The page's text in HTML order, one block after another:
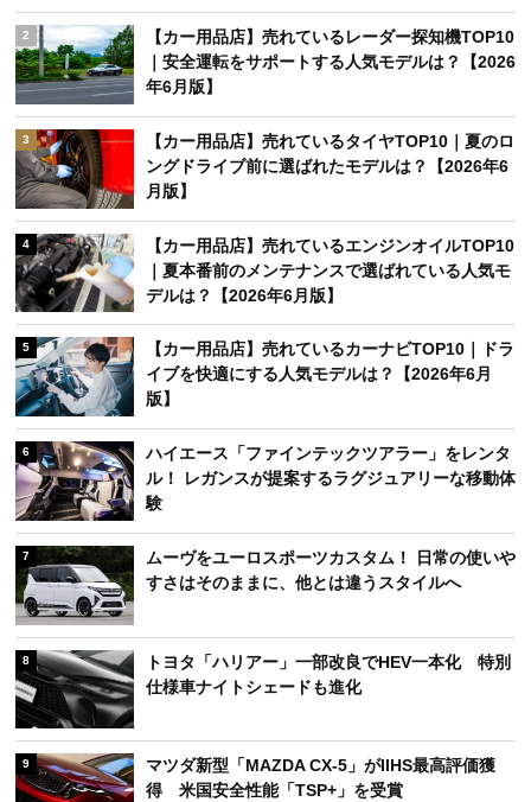
2
【カー用品店】売れているレーダー探知機TOP10
｜安全運転をサポートする人気モデルは？【2026
年6月版】
3
【カー用品店】売れているタイヤTOP10｜夏のロ
ングドライブ前に選ばれたモデルは？【2026年6
月版】
4
【カー用品店】売れているエンジンオイルTOP10
｜夏本番前のメンテナンスで選ばれている人気モ
デルは？【2026年6月版】
5
【カー用品店】売れているカーナビTOP10｜ドラ
イブを快適にする人気モデルは？【2026年6月
版】
6
ハイエース「ファインテックツアラー」をレンタ
ル！ レガンスが提案するラグジュアリーな移動体
験
7
ムーヴをユーロスポーツカスタム！ 日常の使いや
すさはそのままに、他とは違うスタイルへ
8
トヨタ「ハリアー」一部改良でHEV一本化 特別
仕様車ナイトシェードも進化
9
マツダ新型「MAZDA CX-5」がIIHS最高評価獲
得 米国安全性能「TSP+」を受賞